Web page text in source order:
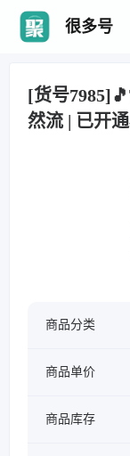
很多号
[货号
然流 | 已开
商品分类
商品单价
商品库存